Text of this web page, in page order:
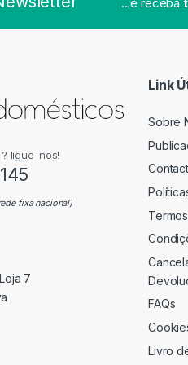
ligue-nos!
fixa nacional)
7
Link
Sobre
FAQs
Livro